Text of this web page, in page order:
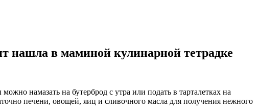
нашла в маминой кулинарной тетрадке
намазать на бутерброд с утра или подать в тарталетках на
печени, овощей, яиц и сливочного масла для получения нежного